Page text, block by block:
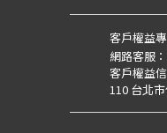
客戶權益
網路客服：
客戶權益信
110 台北